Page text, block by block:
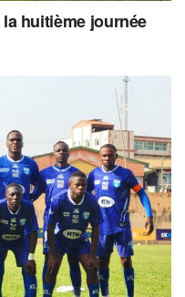
huitième journée